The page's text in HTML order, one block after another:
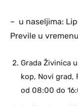
– u naseljima:
Previle u
Grada Živinica
kop, Novi grad,
od 08:00 do